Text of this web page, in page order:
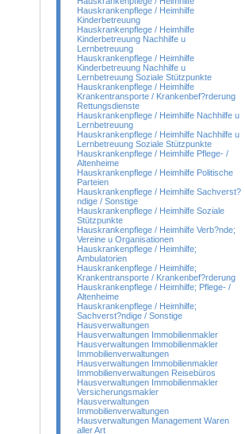
Hauskrankenpflege / Heimhilfe
Kinderbetreuung
Hauskrankenpflege / Heimhilfe
Kinderbetreuung Nachhilfe u
Lernbetreuung
Hauskrankenpflege / Heimhilfe
Kinderbetreuung Nachhilfe u
Lernbetreuung Soziale Stützpunkte
Hauskrankenpflege / Heimhilfe
Krankentransporte / Krankenbef?rderung
Rettungsdienste
Hauskrankenpflege / Heimhilfe Nachhilfe u
Lernbetreuung
Hauskrankenpflege / Heimhilfe Nachhilfe u
Lernbetreuung Soziale Stützpunkte
Hauskrankenpflege / Heimhilfe Pflege- /
Altenheime
Hauskrankenpflege / Heimhilfe Politische
Parteien
Hauskrankenpflege / Heimhilfe Sachverst?
ndige / Sonstige
Hauskrankenpflege / Heimhilfe Soziale
Stützpunkte
Hauskrankenpflege / Heimhilfe Verb?nde;
Vereine u Organisationen
Hauskrankenpflege / Heimhilfe;
Ambulatorien
Hauskrankenpflege / Heimhilfe;
Krankentransporte / Krankenbef?rderung
Hauskrankenpflege / Heimhilfe; Pflege- /
Altenheime
Hauskrankenpflege / Heimhilfe;
Sachverst?ndige / Sonstige
Hausverwaltungen
Hausverwaltungen Immobilienmakler
Hausverwaltungen Immobilienmakler
Immobilienverwaltungen
Hausverwaltungen Immobilienmakler
Immobilienverwaltungen Reisebüros
Hausverwaltungen Immobilienmakler
Versicherungsmakler
Hausverwaltungen
Immobilienverwaltungen
Hausverwaltungen Management Waren
aller Art